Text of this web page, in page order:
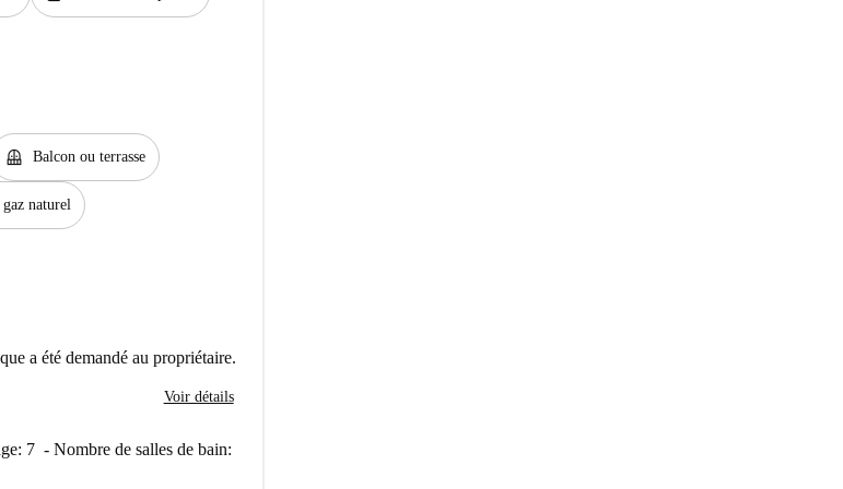
balcony Balcon ou terrasse
naturel
a été demandé au propriétaire.
Voir détails
7 - Nombre de salles de bain: